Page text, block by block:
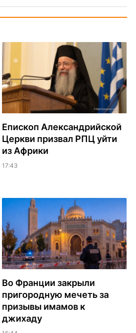
Епископ Александрийской
Церкви призвал РПЦ уйти
из Африки
17:43
Во Франции закрыли
пригородную мечеть за
призывы имамов к
джихаду